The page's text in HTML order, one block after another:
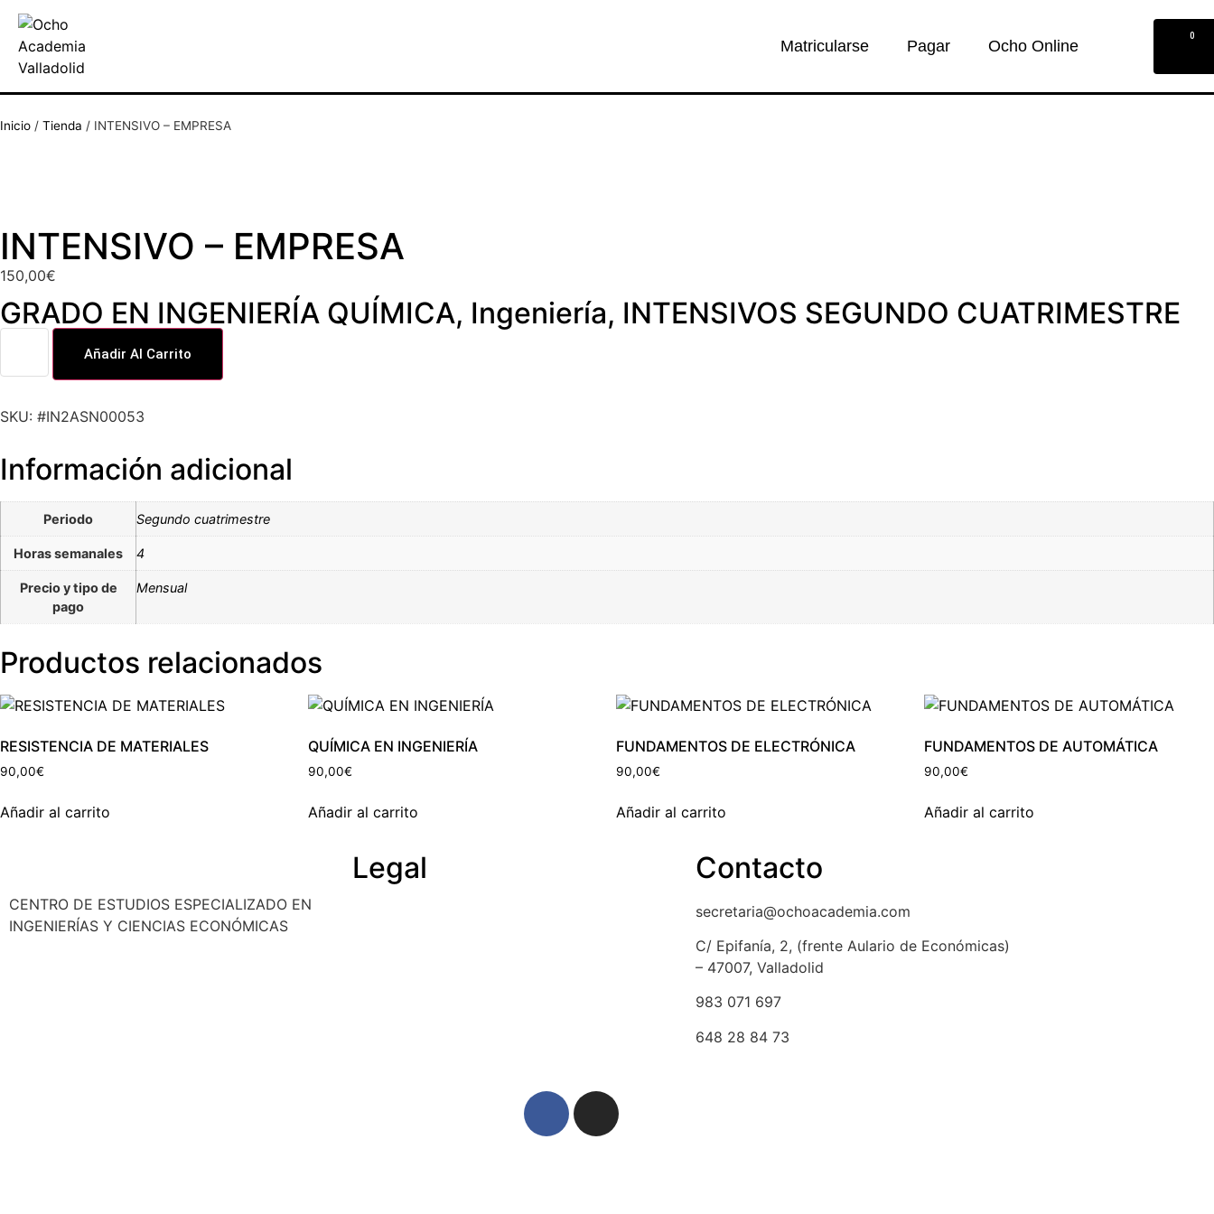
Matricularse Pagar Ocho Online
0
Inicio / Tienda / INTENSIVO – EMPRESA
INTENSIVO – EMPRESA
150,00€
GRADO EN INGENIERÍA QUÍMICA, Ingeniería, INTENSIVOS SEGUNDO CUATRIMESTRE
Añadir Al Carrito
SKU: #IN2ASN00053
Información adicional
Periodo Segundo cuatrimestre
Horas semanales 4
Precio y tipo de
pago
Mensual
Productos relacionados
RESISTENCIA DE MATERIALES
90,00€
Añadir al carrito
QUÍMICA EN INGENIERÍA
90,00€
Añadir al carrito
FUNDAMENTOS DE ELECTRÓNICA
90,00€
Añadir al carrito
FUNDAMENTOS DE AUTOMÁTICA
90,00€
Añadir al carrito
CENTRO DE ESTUDIOS ESPECIALIZADO EN
INGENIERÍAS Y CIENCIAS ECONÓMICAS
Legal Contacto
secretaria@ochoacademia.com
C/ Epifanía, 2, (frente Aulario de Económicas)
– 47007, Valladolid
983 071 697
648 28 84 73